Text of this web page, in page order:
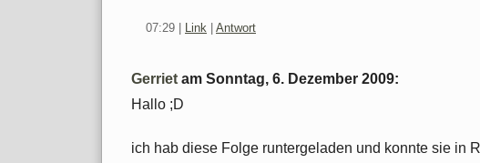
07:29 Link Antwort
Gerriet am Sonntag, 6. Dezember 2009:
Hallo ;D
ich hab diese Folge runtergeladen und konnte sie in